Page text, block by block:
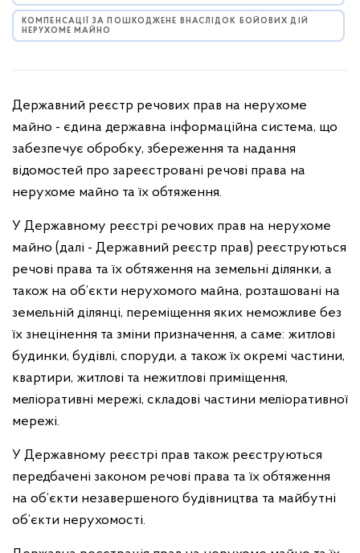
КОМПЕНСАЦІЇ ЗА ПОШКОДЖЕНЕ ВНАСЛІДОК БОЙОВИХ ДІЙ
НЕРУХОМЕ МАЙНО
Державний реєстр речових прав на нерухоме
майно - єдина державна інформаційна система, що
забезпечує обробку, збереження та надання
відомостей про зареєстровані речові права на
нерухоме майно та їх обтяження.
У Державному реєстрі речових прав на нерухоме
майно (далі - Державний реєстр прав) реєструються
речові права та їх обтяження на земельні ділянки, а
також на об’єкти нерухомого майна, розташовані на
земельній ділянці, переміщення яких неможливе без
їх знецінення та зміни призначення, а саме: житлові
будинки, будівлі, споруди, а також їх окремі частини,
квартири, житлові та нежитлові приміщення,
меліоративні мережі, складові частини меліоративної
мережі.
У Державному реєстрі прав також реєструються
передбачені законом речові права та їх обтяження
на об’єкти незавершеного будівництва та майбутні
об’єкти нерухомості.